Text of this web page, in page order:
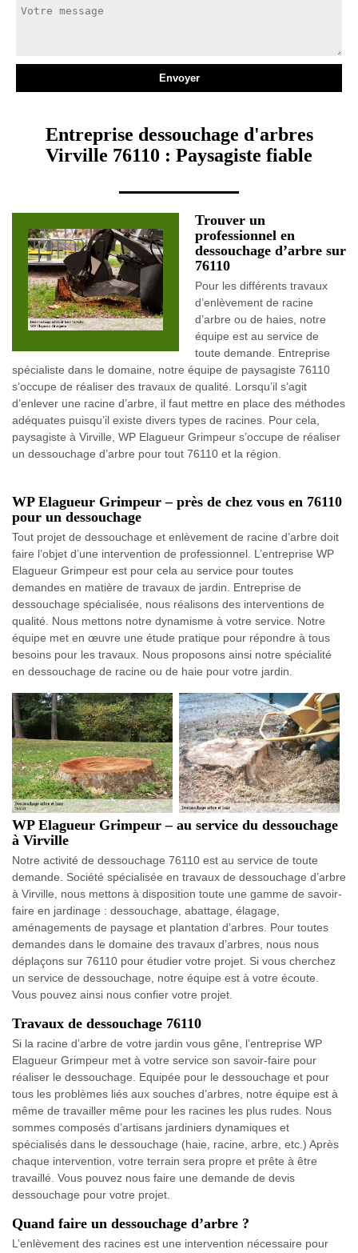
Entreprise dessouchage d'arbres
Virville 76110 : Paysagiste fiable
Trouver un
professionnel en
dessouchage d’arbre sur
76110
Pour les différents travaux
d’enlèvement de racine
d’arbre ou de haies, notre
équipe est au service de
toute demande. Entreprise
spécialiste dans le domaine, notre équipe de paysagiste 76110
s’occupe de réaliser des travaux de qualité. Lorsqu’il s’agit
d’enlever une racine d’arbre, il faut mettre en place des méthodes
adéquates puisqu’il existe divers types de racines. Pour cela,
paysagiste à Virville, WP Elagueur Grimpeur s’occupe de réaliser
un dessouchage d’arbre pour tout 76110 et la région.
WP Elagueur Grimpeur – près de chez vous en 76110
pour un dessouchage
Tout projet de dessouchage et enlèvement de racine d’arbre doit
faire l’objet d’une intervention de professionnel. L’entreprise WP
Elagueur Grimpeur est pour cela au service pour toutes
demandes en matière de travaux de jardin. Entreprise de
dessouchage spécialisée, nous réalisons des interventions de
qualité. Nous mettons notre dynamisme à votre service. Notre
équipe met en œuvre une étude pratique pour répondre à tous
besoins pour les travaux. Nous proposons ainsi notre spécialité
en dessouchage de racine ou de haie pour votre jardin.
WP Elagueur Grimpeur – au service du dessouchage
à Virville
Notre activité de dessouchage 76110 est au service de toute
demande. Société spécialisée en travaux de dessouchage d’arbre
à Virville, nous mettons à disposition toute une gamme de savoir-
faire en jardinage : dessouchage, abattage, élagage,
aménagements de paysage et plantation d’arbres. Pour toutes
demandes dans le domaine des travaux d’arbres, nous nous
déplaçons sur 76110 pour étudier votre projet. Si vous cherchez
un service de dessouchage, notre équipe est à votre écoute.
Vous pouvez ainsi nous confier votre projet.
Travaux de dessouchage 76110
Si la racine d’arbre de votre jardin vous gêne, l’entreprise WP
Elagueur Grimpeur met à votre service son savoir-faire pour
réaliser le dessouchage. Equipée pour le dessouchage et pour
tous les problèmes liés aux souches d’arbres, notre équipe est à
même de travailler même pour les racines les plus rudes. Nous
sommes composés d’artisans jardiniers dynamiques et
spécialisés dans le dessouchage (haie, racine, arbre, etc.) Après
chaque intervention, votre terrain sera propre et prête à être
travaillé. Vous pouvez nous faire une demande de devis
dessouchage pour votre projet.
Quand faire un dessouchage d’arbre ?
L’enlèvement des racines est une intervention nécessaire pour